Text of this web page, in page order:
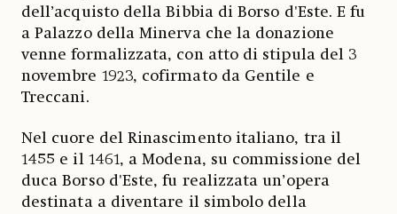
dell’acquisto della Bibbia di Borso d'Este. E fu
a Palazzo della Minerva che la donazione
venne formalizzata, con atto di stipula del 3
novembre 1923, cofirmato da Gentile e
Treccani.
Nel cuore del Rinascimento italiano, tra il
1455 e il 1461, a Modena, su commissione del
duca Borso d'Este, fu realizzata un’opera
destinata a diventare il simbolo della